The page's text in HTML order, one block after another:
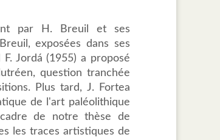
par H. Breuil et ses
exposées dans ses
Jordá (1955) a proposé
question tranchée
Plus tard, J. Fortea
de l'art paléolithique
de notre thèse de
les traces artistiques de